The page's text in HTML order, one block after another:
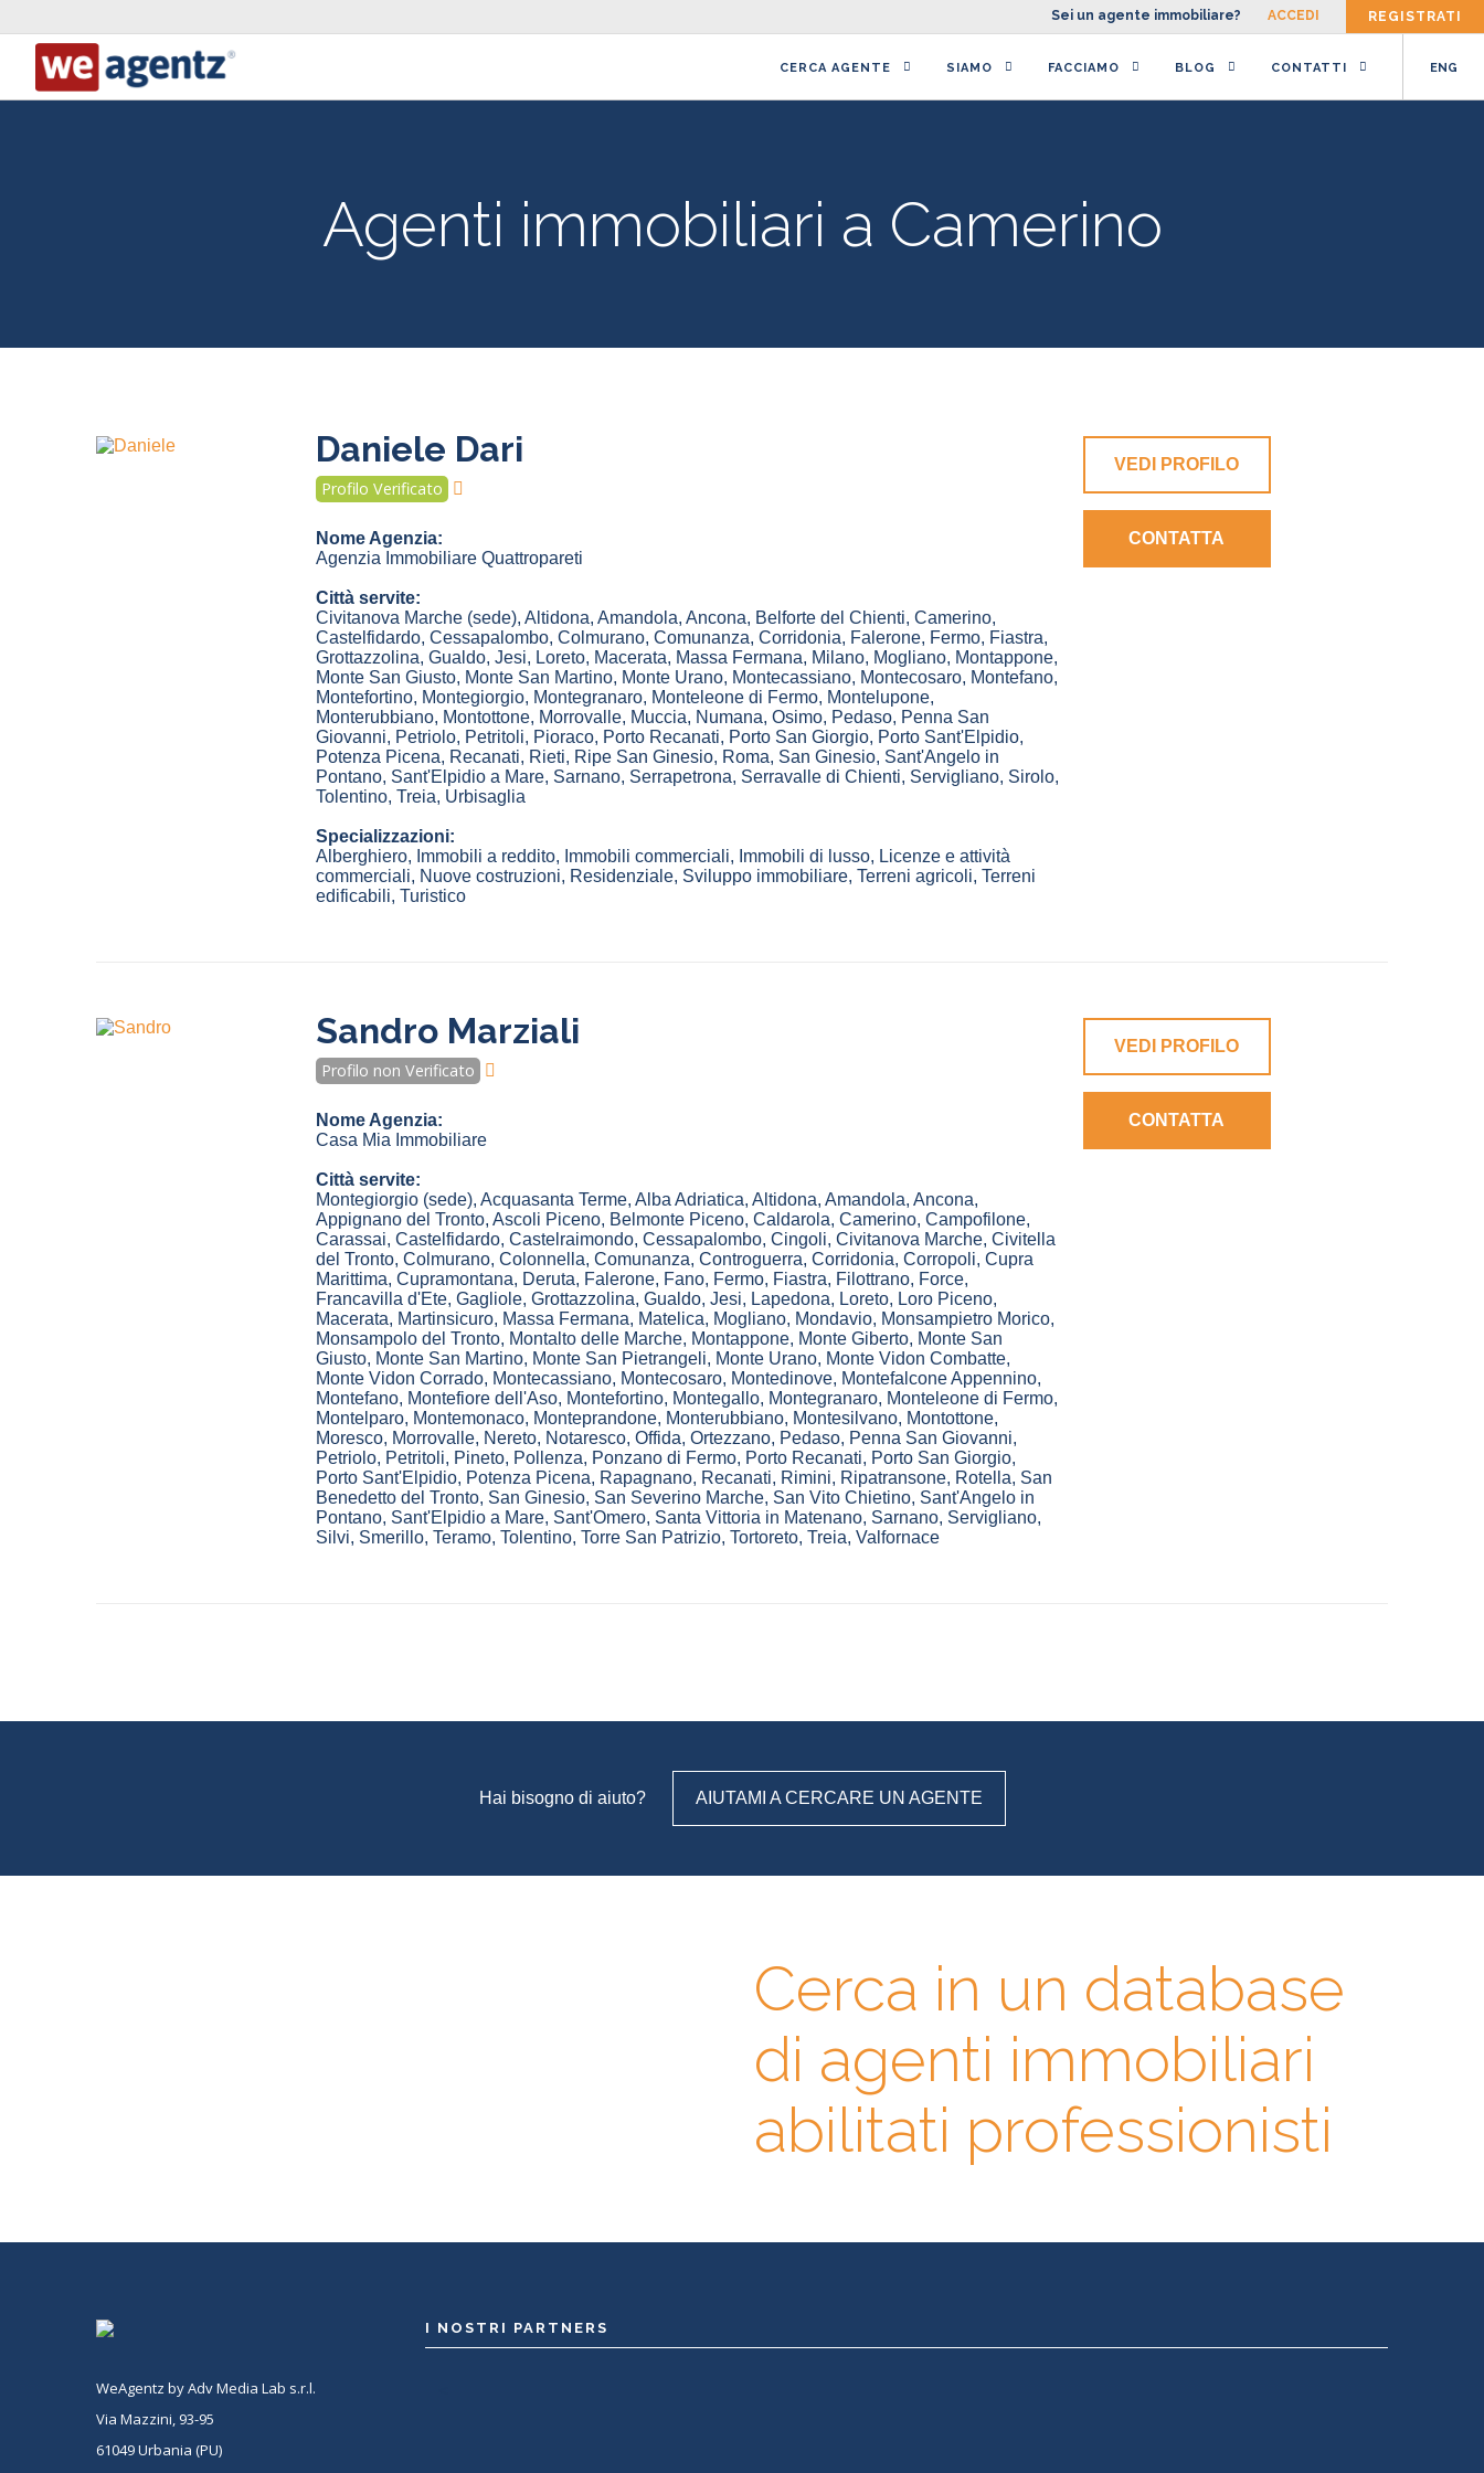
Sei un agente immobiliare? ACCEDI REGISTRATI
CERCA AGENTE SIAMO FACCIAMO BLOG CONTATTI ENG
Agenti immobiliari a Camerino
Daniele Dari
Profilo Verificato
Nome Agenzia:
Agenzia Immobiliare Quattropareti
Città servite:
Civitanova Marche (sede), Altidona, Amandola, Ancona, Belforte del Chienti, Camerino,
Castelfidardo, Cessapalombo, Colmurano, Comunanza, Corridonia, Falerone, Fermo, Fiastra,
Grottazzolina, Gualdo, Jesi, Loreto, Macerata, Massa Fermana, Milano, Mogliano, Montappone,
Monte San Giusto, Monte San Martino, Monte Urano, Montecassiano, Montecosaro, Montefano,
Montefortino, Montegiorgio, Montegranaro, Monteleone di Fermo, Montelupone,
Monterubbiano, Montottone, Morrovalle, Muccia, Numana, Osimo, Pedaso, Penna San
Giovanni, Petriolo, Petritoli, Pioraco, Porto Recanati, Porto San Giorgio, Porto Sant'Elpidio,
Potenza Picena, Recanati, Rieti, Ripe San Ginesio, Roma, San Ginesio, Sant'Angelo in
Pontano, Sant'Elpidio a Mare, Sarnano, Serrapetrona, Serravalle di Chienti, Servigliano, Sirolo,
Tolentino, Treia, Urbisaglia
Specializzazioni:
Alberghiero, Immobili a reddito, Immobili commerciali, Immobili di lusso, Licenze e attività
commerciali, Nuove costruzioni, Residenziale, Sviluppo immobiliare, Terreni agricoli, Terreni
edificabili, Turistico
VEDI PROFILO
CONTATTA
Sandro Marziali
Profilo non Verificato
Nome Agenzia:
Casa Mia Immobiliare
Città servite:
Montegiorgio (sede), Acquasanta Terme, Alba Adriatica, Altidona, Amandola, Ancona,
Appignano del Tronto, Ascoli Piceno, Belmonte Piceno, Caldarola, Camerino, Campofilone,
Carassai, Castelfidardo, Castelraimondo, Cessapalombo, Cingoli, Civitanova Marche, Civitella
del Tronto, Colmurano, Colonnella, Comunanza, Controguerra, Corridonia, Corropoli, Cupra
Marittima, Cupramontana, Deruta, Falerone, Fano, Fermo, Fiastra, Filottrano, Force,
Francavilla d'Ete, Gagliole, Grottazzolina, Gualdo, Jesi, Lapedona, Loreto, Loro Piceno,
Macerata, Martinsicuro, Massa Fermana, Matelica, Mogliano, Mondavio, Monsampietro Morico,
Monsampolo del Tronto, Montalto delle Marche, Montappone, Monte Giberto, Monte San
Giusto, Monte San Martino, Monte San Pietrangeli, Monte Urano, Monte Vidon Combatte,
Monte Vidon Corrado, Montecassiano, Montecosaro, Montedinove, Montefalcone Appennino,
Montefano, Montefiore dell'Aso, Montefortino, Montegallo, Montegranaro, Monteleone di Fermo,
Montelparo, Montemonaco, Monteprandone, Monterubbiano, Montesilvano, Montottone,
Moresco, Morrovalle, Nereto, Notaresco, Offida, Ortezzano, Pedaso, Penna San Giovanni,
Petriolo, Petritoli, Pineto, Pollenza, Ponzano di Fermo, Porto Recanati, Porto San Giorgio,
Porto Sant'Elpidio, Potenza Picena, Rapagnano, Recanati, Rimini, Ripatransone, Rotella, San
Benedetto del Tronto, San Ginesio, San Severino Marche, San Vito Chietino, Sant'Angelo in
Pontano, Sant'Elpidio a Mare, Sant'Omero, Santa Vittoria in Matenano, Sarnano, Servigliano,
Silvi, Smerillo, Teramo, Tolentino, Torre San Patrizio, Tortoreto, Treia, Valfornace
VEDI PROFILO
CONTATTA
Hai bisogno di aiuto? AIUTAMI A CERCARE UN AGENTE
Cerca in un database
di agenti immobiliari
abilitati professionisti
WeAgentz by Adv Media Lab s.r.l.
Via Mazzini, 93-95
61049 Urbania (PU)
I NOSTRI PARTNERS